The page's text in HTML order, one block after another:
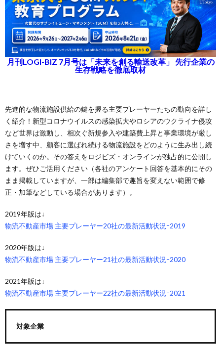
月刊LOGI-BIZ 7月号は「未来を創る輸送改革」 先行企業の
生存戦略を徹底取材
先進的な物流施設供給の鍵を握る主要プレーヤーたちの動向を詳し
く紹介！新型コロナウイルスの感染拡大やロシアのウクライナ侵攻
など世界は激動し、相次ぐ新規参入や建築費上昇と事業環境が厳し
さを増す中、顧客に選ばれ続ける物流施設をどのように生み出し続
けていくのか。その答えをロジビズ・オンラインが独占的に公開し
ます。ぜひご活用ください（各社のアンケート回答を基本的にその
まま掲載していますが、一部は編集部で趣旨を変えない範囲で修
正・加筆などしている場合があります）。
2019年版は↓
物流不動産市場 主要プレーヤー20社の最新活動状況ｰ2019
2020年版は↓
物流不動産市場 主要プレーヤー21社の最新活動状況ｰ2020
2021年版は↓
物流不動産市場 主要プレーヤー22社の最新活動状況ｰ2021
対象企業